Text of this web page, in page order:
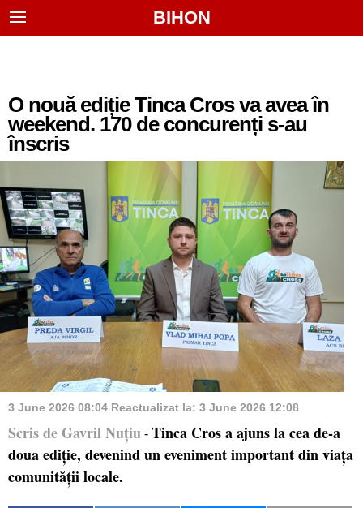
BIHON
O nouă ediție Tinca Cros va avea în
weekend. 170 de concurenți s-au
înscris
3 June 2026 08:04 Reactualizat la: 3 June 2026 12:08
Scris de Gavril Nuțiu - Tinca Cros a ajuns la cea de-a
doua ediție, devenind un eveniment important din viața
comunității locale.